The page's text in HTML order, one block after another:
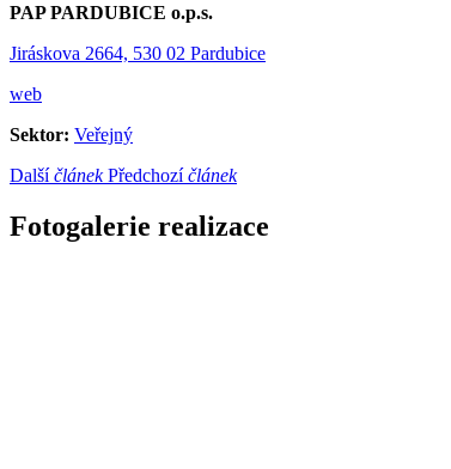
PAP PARDUBICE o.p.s.
Jiráskova 2664, 530 02 Pardubice
web
Sektor: Veřejný
Dalšíčlánek Předchozíčlánek
Fotogalerie realizace